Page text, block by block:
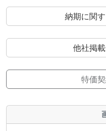
納期に関
他社掲
特価